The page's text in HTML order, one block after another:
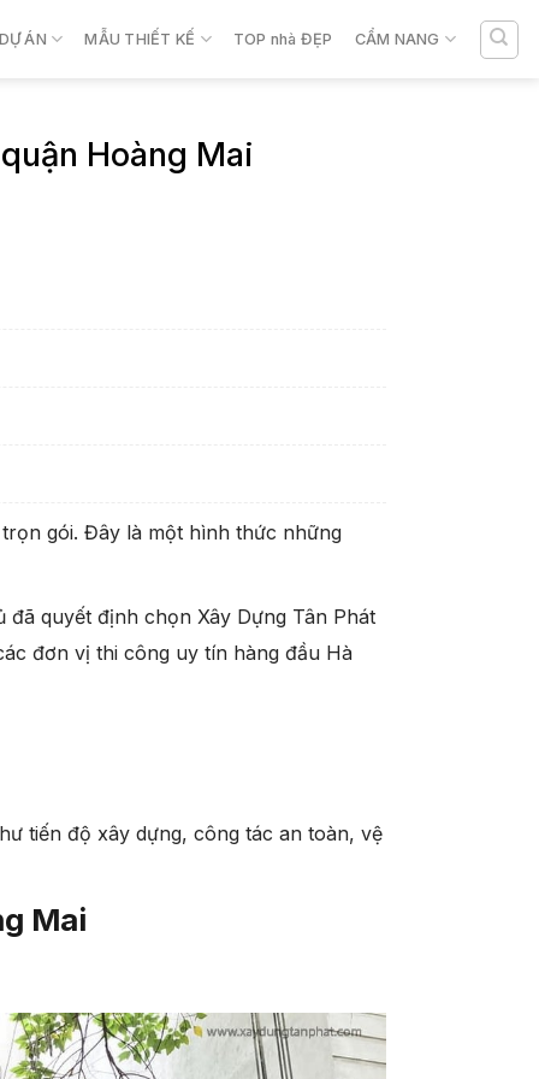
ÁN MẪU THIẾT KẾ TOP nhà ĐẸP CẨM NANG
Hoàng Mai
gói. Đây là một hình thức những
quyết định chọn Xây Dựng Tân Phát
đơn vị thi công uy tín hàng đầu Hà
tiến độ xây dựng, công tác an toàn, vệ
Mai